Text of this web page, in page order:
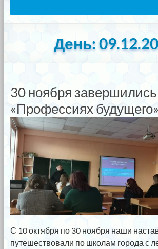
День:
30 ноября
«Профессиях
С 10 октября по 30 ноября наши
путешествовали по школам города с